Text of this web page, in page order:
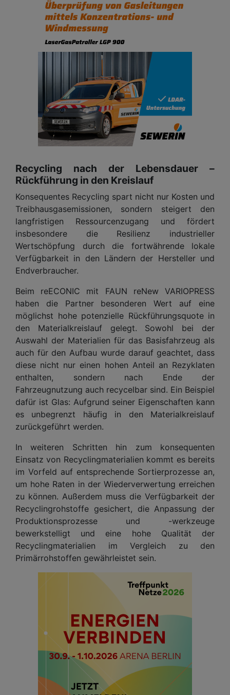
Recycling nach der Lebensdauer –
Rückführung in den Kreislauf
Konsequentes Recycling spart nicht nur Kosten und
Treibhausgasemissionen, sondern steigert den
langfristigen Ressourcenzugang und fördert
insbesondere die Resilienz industrieller
Wertschöpfung durch die fortwährende lokale
Verfügbarkeit in den Ländern der Hersteller und
Endverbraucher.
Beim reECONIC mit FAUN reNew VARIOPRESS
haben die Partner besonderen Wert auf eine
möglichst hohe potenzielle Rückführungsquote in
den Materialkreislauf gelegt. Sowohl bei der
Auswahl der Materialien für das Basisfahrzeug als
auch für den Aufbau wurde darauf geachtet, dass
diese nicht nur einen hohen Anteil an Rezyklaten
enthalten, sondern nach Ende der
Fahrzeugnutzung auch recycelbar sind. Ein Beispiel
dafür ist Glas: Aufgrund seiner Eigenschaften kann
es unbegrenzt häufig in den Materialkreislauf
zurückgeführt werden.
In weiteren Schritten hin zum konsequenten
Einsatz von Recyclingmaterialien kommt es bereits
im Vorfeld auf entsprechende Sortierprozesse an,
um hohe Raten in der Wiederverwertung erreichen
zu können. Außerdem muss die Verfügbarkeit der
Recyclingrohstoffe gesichert, die Anpassung der
Produktionsprozesse und -werkzeuge
bewerkstelligt und eine hohe Qualität der
Recyclingmaterialien im Vergleich zu den
Primärrohstoffen gewährleistet sein.